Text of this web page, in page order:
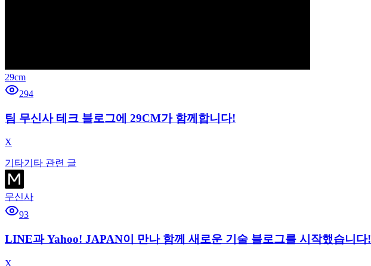
29cm
294
팀 무신사 테크 블로그에 29CM가 함께합니다!
X
기타기타 관련 글
무신사
93
LINE과 Yahoo! JAPAN이 만나 함께 새로운 기술 블로그를 시작했습니다!
X